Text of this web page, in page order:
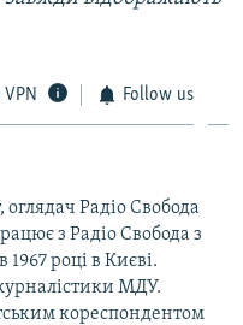
Follow us
Радіо Свобода
з Радіо Свобода з
1967 році в Києві.
МДУ.
кореспондентом